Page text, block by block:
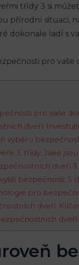
třídy 3 si
přírodní situaci,
dokonale ladí s
pro vaše
dveří:
výběru
3. třídy: Jaké
dveří
bezpečnosti: 5
pro
dveří: